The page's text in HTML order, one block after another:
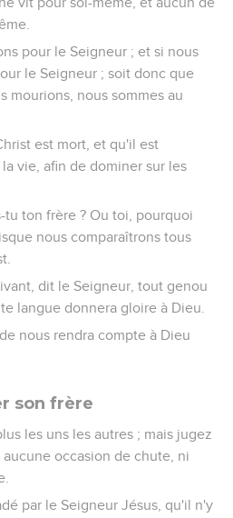
pour le Seigneur ; et si nous
le Seigneur ; soit donc que
mourions, nous sommes au
est mort, et qu'il est
vie, afin de dominer sur les
ton frère ? Ou toi, pourquoi
nous comparaîtrons tous
dit le Seigneur, tout genou
langue donnera gloire à Dieu.
nous rendra compte à Dieu
son frère
les uns les autres ; mais jugez
occasion de chute, ni
par le Seigneur Jésus, qu'il n'y